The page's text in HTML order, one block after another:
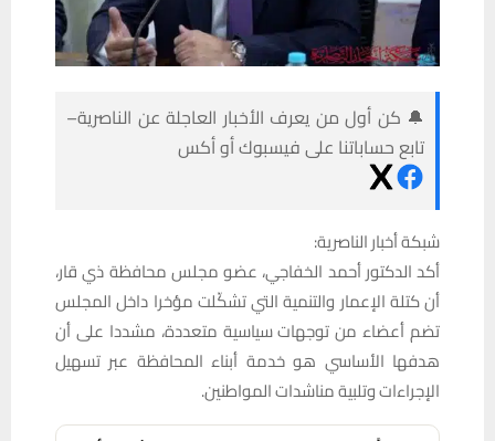
🔔 كن أول من يعرف الأخبار العاجلة عن الناصرية–
تابع حساباتنا على فيسبوك أو أكس
شبكة أخبار الناصرية:
أكد الدكتور أحمد الخفاجي، عضو مجلس محافظة ذي قار،
أن كتلة الإعمار والتنمية التي تشكّلت مؤخرا داخل المجلس
تضم أعضاء من توجهات سياسية متعددة، مشددا على أن
هدفها الأساسي هو خدمة أبناء المحافظة عبر تسهيل
الإجراءات وتلبية مناشدات المواطنين.